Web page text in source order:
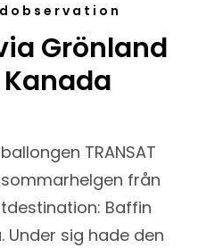
Grönland
TRANSAT
från
Baffin
Under sig hade den